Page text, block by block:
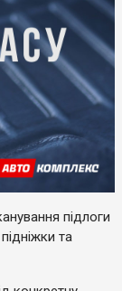
підлоги
та